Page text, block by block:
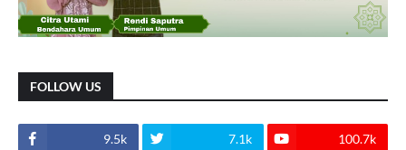
FOLLOW US
9.5k 7.1k 100.7k